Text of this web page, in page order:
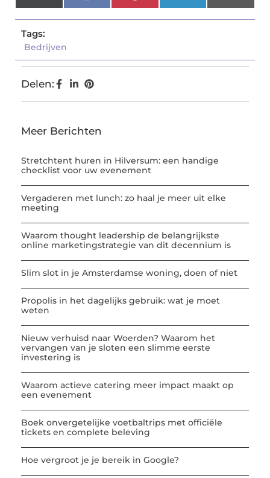
(Twitter)
Tags:
Bedrijven
Delen:
Meer Berichten
Stretchtent huren in Hilversum: een handige
checklist voor uw evenement
Vergaderen met lunch: zo haal je meer uit elke
meeting
Waarom thought leadership de belangrijkste
online marketingstrategie van dit decennium is
Slim slot in je Amsterdamse woning, doen of niet
Propolis in het dagelijks gebruik: wat je moet
weten
Nieuw verhuisd naar Woerden? Waarom het
vervangen van je sloten een slimme eerste
investering is
Waarom actieve catering meer impact maakt op
een evenement
Boek onvergetelijke voetbaltrips met officiële
tickets en complete beleving
Hoe vergroot je je bereik in Google?